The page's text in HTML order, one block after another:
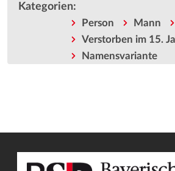
Kategorien:
Person Mann
Verstorben im 15.
Namensvariante